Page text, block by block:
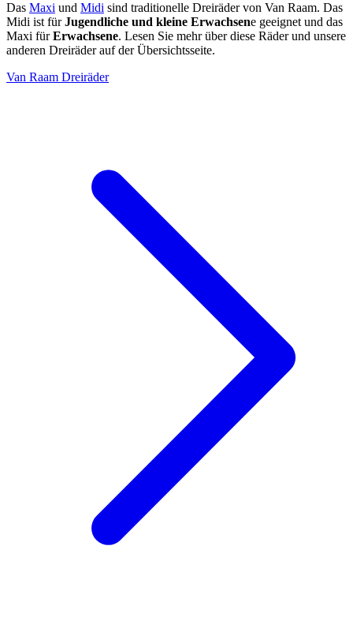
Das Maxi und Midi sind traditionelle Dreiräder von Van Raam. Das
Midi ist fürJugendliche und kleine Erwachsene geeignet und das
Maxi fürErwachsene. Lesen Sie mehr über diese Räder und unsere
anderen Dreiräder auf der Übersichtsseite.
Van Raam Dreiräder